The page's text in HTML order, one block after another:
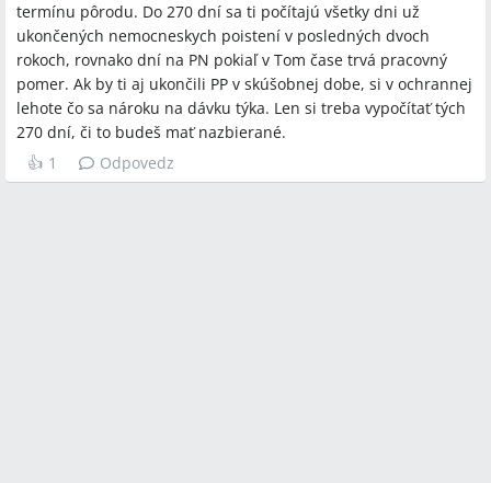
termínu pôrodu. Do 270 dní sa ti počítajú všetky dni už
ukončených nemocneskych poistení v posledných dvoch
rokoch, rovnako dní na PN pokiaľ v Tom čase trvá pracovný
pomer. Ak by ti aj ukončili PP v skúšobnej dobe, si v ochrannej
lehote čo sa nároku na dávku týka. Len si treba vypočítať tých
270 dní, či to budeš mať nazbierané.
👍 1 Odpovedz